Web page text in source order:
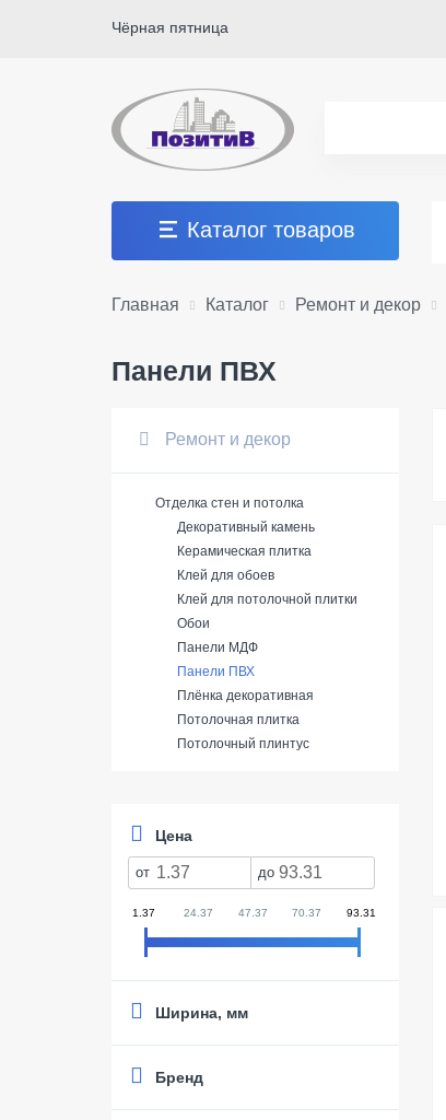
Чёрная пятница
Каталог товаров
Главная Каталог Ремонт и декор
Панели ПВХ
Ремонт и декор
Отделка стен и потолка
Декоративный камень
Керамическая плитка
Клей для обоев
Клей для потолочной плитки
Обои
Панели МДФ
Панели ПВХ
Плёнка декоративная
Потолочная плитка
Потолочный плинтус
Цена
от до
1.37 24.37 47.37 70.37 93.31
Ширина, мм
Бренд